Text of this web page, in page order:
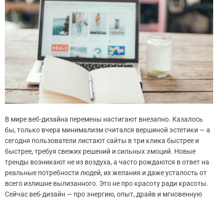
В мире веб-дизайна перемены настигают внезапно. Казалось
бы, только вчера минимализм считался вершиной эстетики — а
сегодня пользователи листают сайты в три клика быстрее и
быстрее, требуя свежих решений и сильных эмоций. Новые
тренды возникают не из воздуха, а часто рождаются в ответ на
реальные потребности людей, их желания и даже усталость от
всего излишне вылизанного. Это не про красоту ради красоты.
Сейчас веб-дизайн — про энергию, опыт, драйв и мгновенную